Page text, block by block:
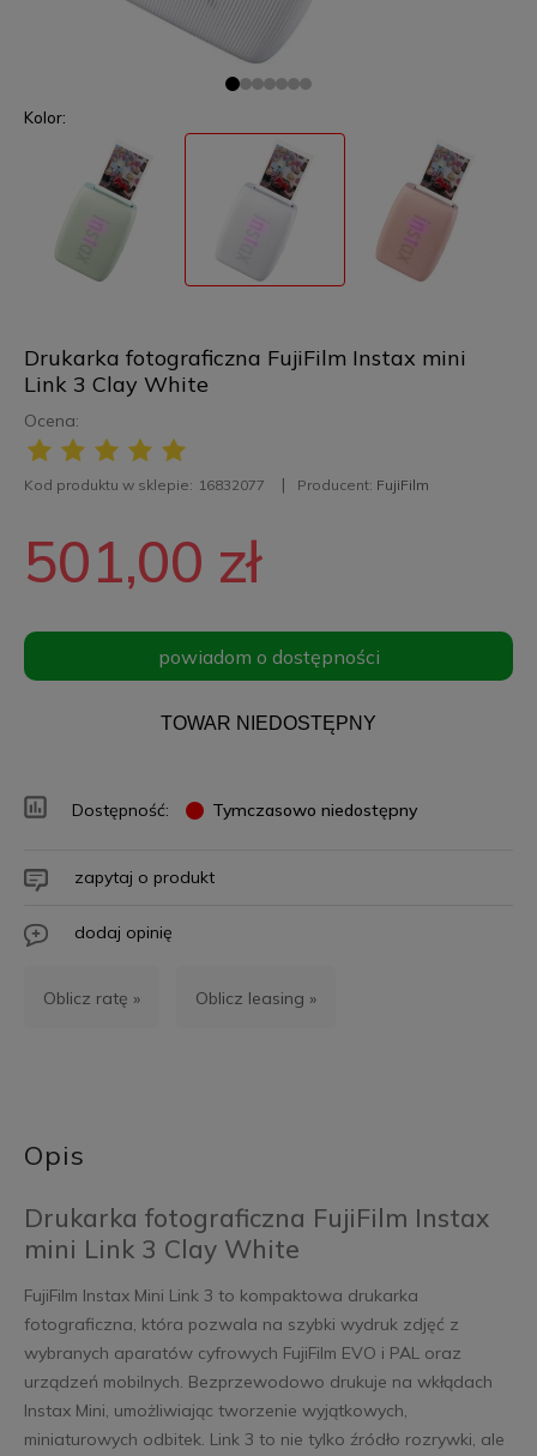
Drukarka fotograficzna FujiFilm Instax mini
Link 3 Clay White
Ocena:
Kod produktu w sklepie: 16832077 Producent: FujiFilm
Kolor:
501,00 zł
powiadom o dostępności
TOWAR NIEDOSTĘPNY
Dostępność: Tymczasowo niedostępny
zapytaj o produkt
dodaj opinię
Oblicz ratę » Oblicz leasing »
Opis
Drukarka fotograficzna FujiFilm Instax
mini Link 3 Clay White
FujiFilm Instax Mini Link 3 to kompaktowa drukarka
fotograficzna, która pozwala na szybki wydruk zdjęć z
wybranych aparatów cyfrowych FujiFilm EVO i PAL oraz
urządzeń mobilnych. Bezprzewodowo drukuje na wkłądach
Instax Mini, umożliwiając tworzenie wyjątkowych,
miniaturowych odbitek. Link 3 to nie tylko źródło rozrywki, ale